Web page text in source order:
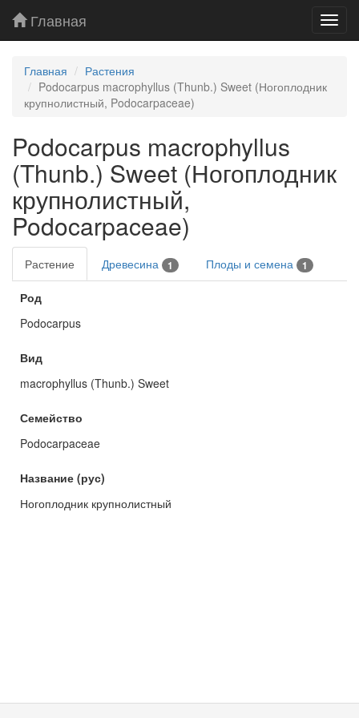
Главная
Главная
Растения
Podocarpus macrophyllus (Thunb.) Sweet (Ногоплодник
крупнолистный, Podocarpaceae)
Podocarpus macrophyllus
(Thunb.) Sweet (Ногоплодник
крупнолистный,
Podocarpaceae)
Растение Древесина 1 Плоды и семена 1
Род
Podocarpus
Вид
macrophyllus (Thunb.) Sweet
Семейство
Podocarpaceae
Название (рус)
Ногоплодник крупнолистный